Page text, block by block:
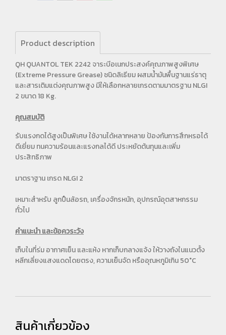
Product description
QH QUANTOL TEK 2242 จาระบีอเนกประสงค์คุณภาพสูงพิเศษ
(Extreme Pressure Grease) ชนิดลิเธียม ผสมน้ำมันพื้นฐานแร่ธาตุ
และสารเติมแต่งคุณภาพสูง มีให้เลือกหลายเกรดตามมาตรฐาน NLGI
2 ขนาด 18 Kg.
คุณสมบัติ
รับแรงกดได้สูงเป็นพิเศษ ใช้งานได้หลากหลาย ป้องกันการสึกหรอได้
ดีเยี่ยม ทนความร้อนและแรงกลได้ดี ประหยัดต้นทุนและเพิ่ม
ประสิทธิภาพ
มาตราฐาน เกรด NLGI 2
เหมาะสำหรับ ลูกปืนล้อรถ, เครื่องจักรหนัก, อุปกรณ์อุตสาหกรรม
ทั่วไป
คำแนะนำ และข้อควระวัง
เก็บในที่ร่ม อากาศเย็น และแห้ง หากเก็บกลางแจ้ง ให้วางถังในแนวตั้ง
หลีกเลี่ยงแสงแดดโดยตรง, ความเย็นจัด หรืออุณหภูมิเกิน 50°C
สินค้าเกี่ยวข้อง